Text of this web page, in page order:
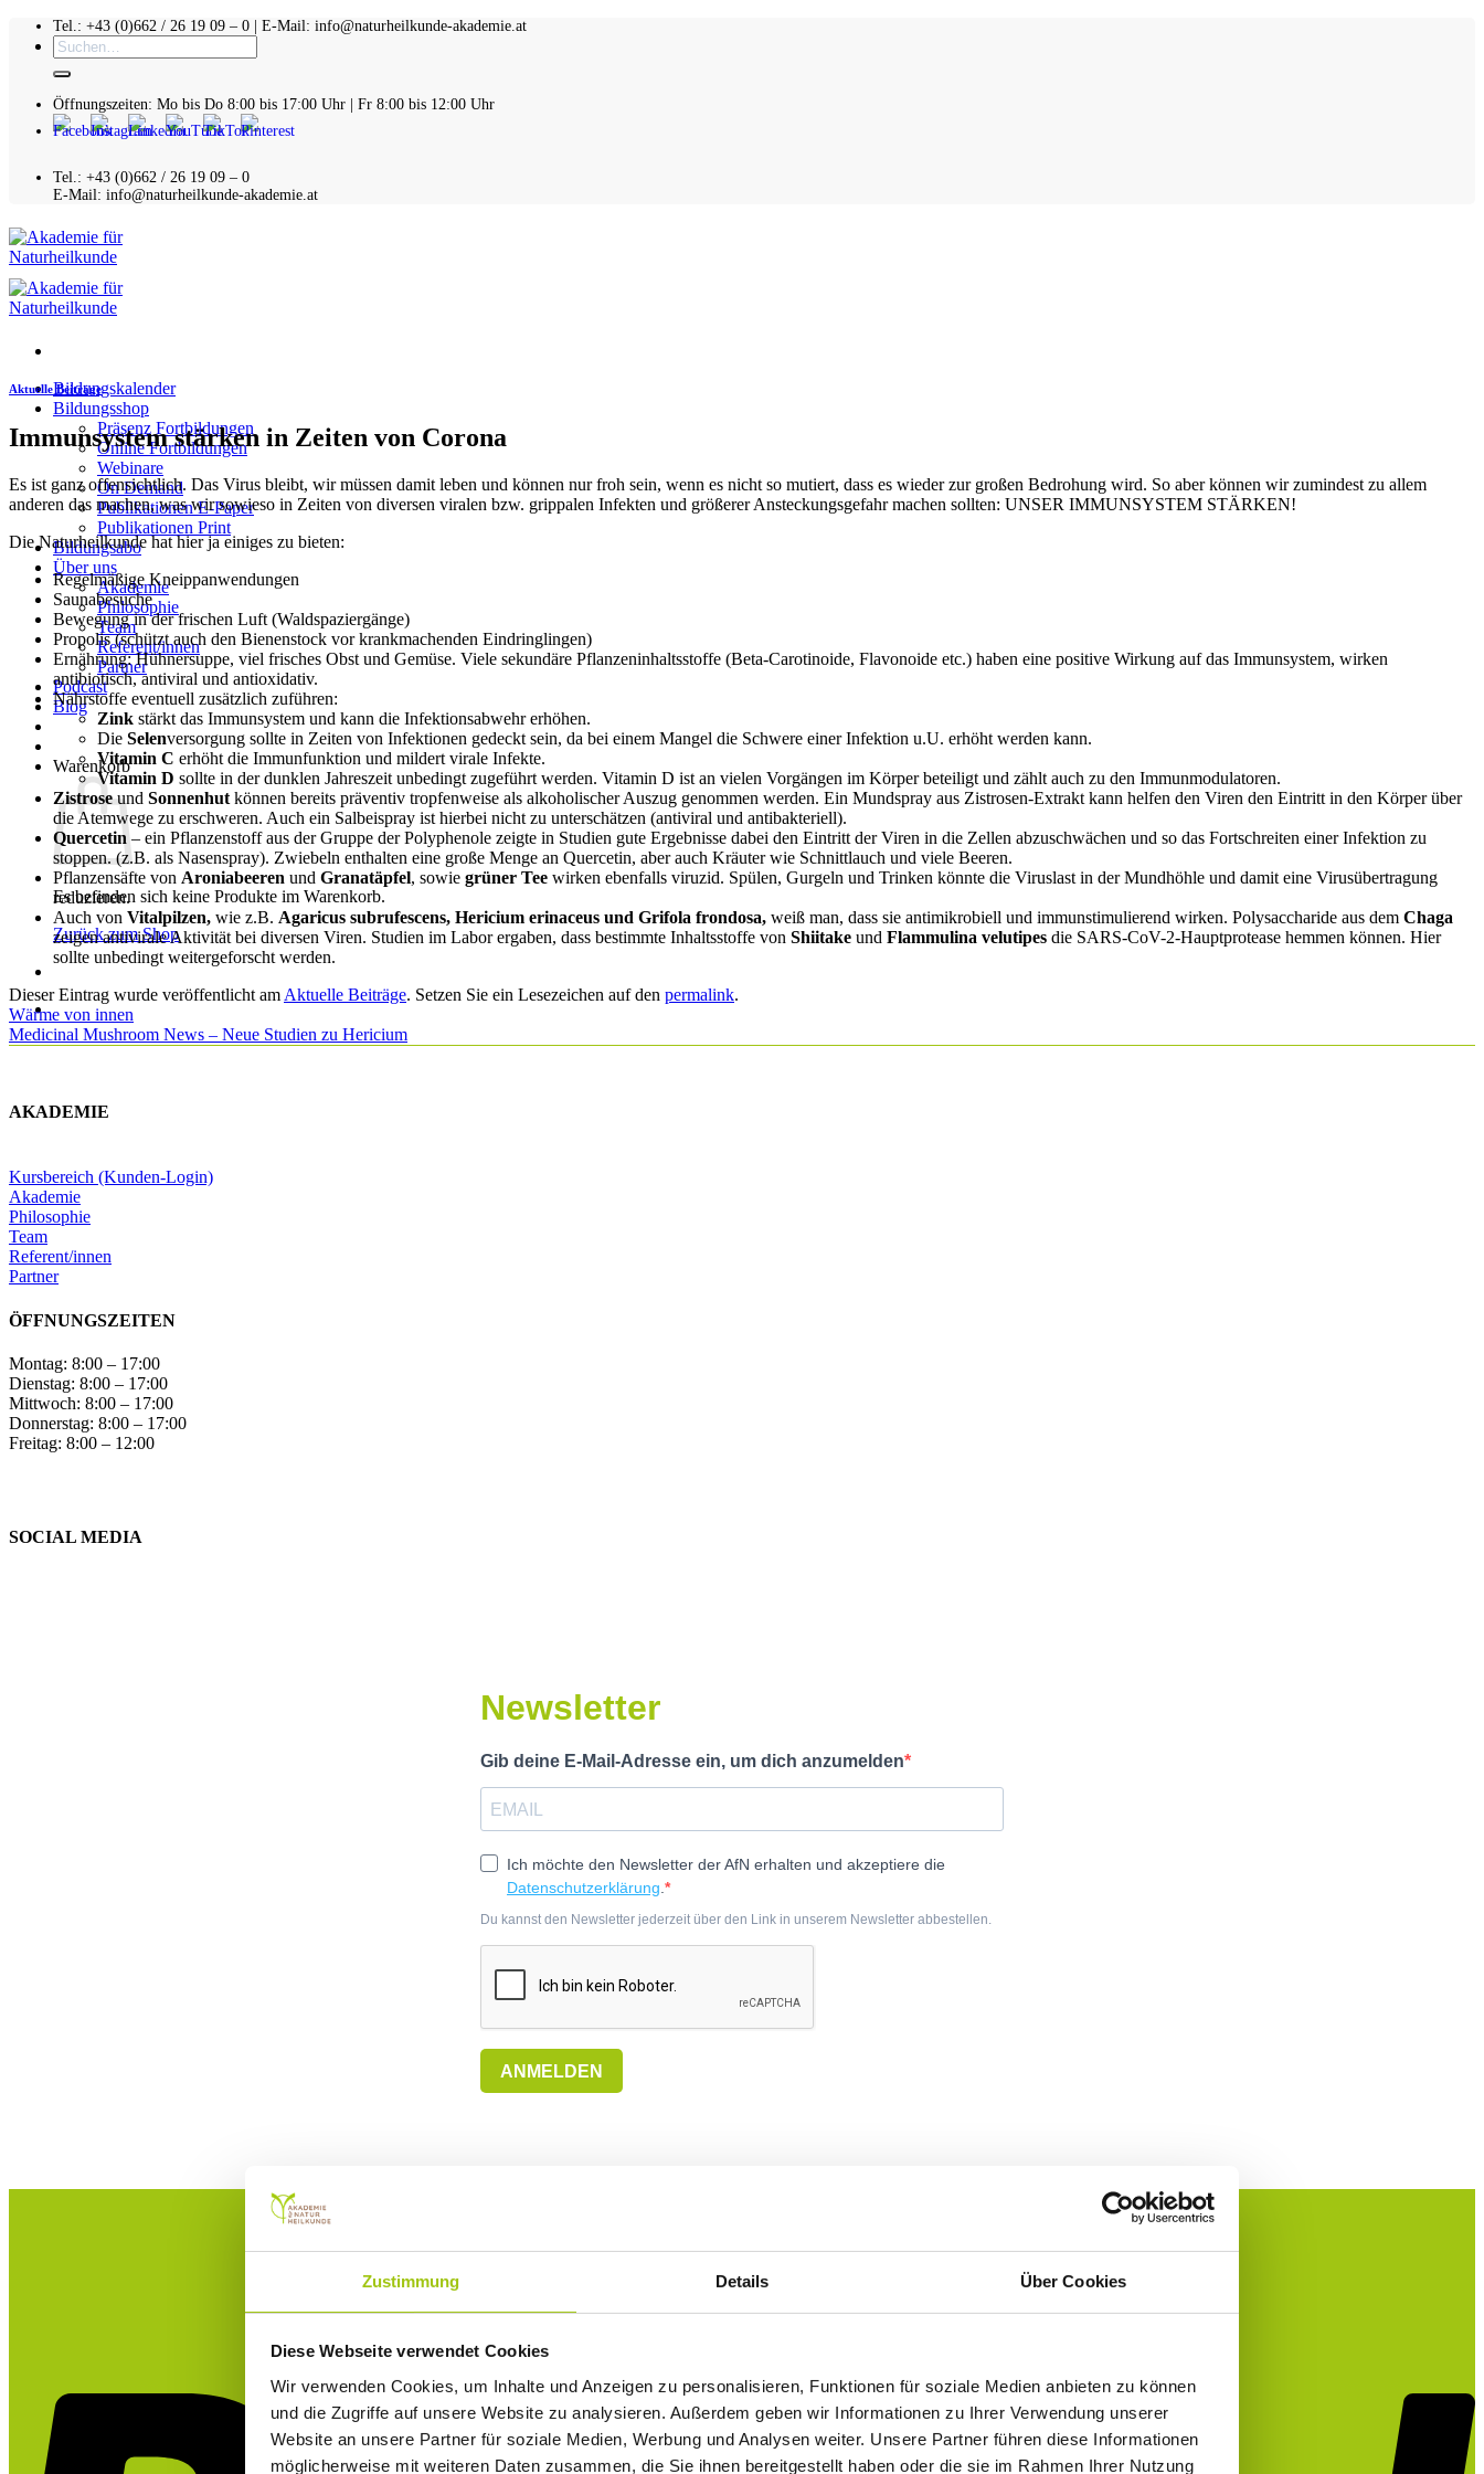
Zustimmung Details Über Cookies
Diese Webseite verwendet Cookies
Wir verwenden Cookies, um Inhalte und Anzeigen zu personalisieren, Funktionen für soziale Medien anbieten zu können
und die Zugriffe auf unsere Website zu analysieren. Außerdem geben wir Informationen zu Ihrer Verwendung unserer
Website an unsere Partner für soziale Medien, Werbung und Analysen weiter. Unsere Partner führen diese Informationen
möglicherweise mit weiteren Daten zusammen, die Sie ihnen bereitgestellt haben oder die sie im Rahmen Ihrer Nutzung
Zum
Inhalt
Tel.: +43 (0)662 / 26 19 09 – 0 | E-Mail: info@naturheilkunde-akademie.at
Suchen
nach:
Öffnungszeiten: Mo bis Do 8:00 bis 17:00 Uhr | Fr 8:00 bis 12:00 Uhr
Tel.: +43 (0)662 / 26 19 09 – 0
E-Mail: info@naturheilkunde-akademie.at
Bildungskalender
Bildungsshop
Präsenz Fortbildungen
Online Fortbildungen
Webinare
On Demand
Publikationen E-Paper
Publikationen Print
Bildungsabo
Über uns
Akademie
Philosophie
Team
Referent/innen
Partner
Podcast
Blog
Warenkorb
Es befinden sich keine Produkte im Warenkorb.
Zurück zum Shop
Aktuelle Beiträge
Immunsystem stärken in Zeiten von Corona
Es ist ganz offensichtlich. Das Virus bleibt, wir müssen damit leben und können nur froh sein, wenn es nicht so mutiert, dass es wieder zur großen Bedrohung wird. So aber können wir zumindest zu allem
anderen das machen, was wir sowieso in Zeiten von diversen viralen bzw. grippalen Infekten und größerer Ansteckungsgefahr machen sollten: UNSER IMMUNSYSTEM STÄRKEN!
Die Naturheilkunde hat hier ja einiges zu bieten:
Regelmäßige Kneippanwendungen
Saunabesuche
Bewegung in der frischen Luft (Waldspaziergänge)
Propolis (schützt auch den Bienenstock vor krankmachenden Eindringlingen)
Ernährung: Hühnersuppe, viel frisches Obst und Gemüse. Viele sekundäre Pflanzeninhaltsstoffe (Beta-Carotinoide, Flavonoide etc.) haben eine positive Wirkung auf das Immunsystem, wirken
antibiotisch, antiviral und antioxidativ.
Nährstoffe eventuell zusätzlich zuführen:
Zink stärkt das Immunsystem und kann die Infektionsabwehr erhöhen.
Die Selenversorgung sollte in Zeiten von Infektionen gedeckt sein, da bei einem Mangel die Schwere einer Infektion u.U. erhöht werden kann.
Vitamin C erhöht die Immunfunktion und mildert virale Infekte.
Vitamin D sollte in der dunklen Jahreszeit unbedingt zugeführt werden. Vitamin D ist an vielen Vorgängen im Körper beteiligt und zählt auch zu den Immunmodulatoren.
Zistroseund Sonnenhut können bereits präventiv tropfenweise als alkoholischer Auszug genommen werden. Ein Mundspray aus Zistrosen-Extrakt kann helfen den Viren den Eintritt in den Körper über
die Atemwege zu erschweren. Auch ein Salbeispray ist hierbei nicht zu unterschätzen (antiviral und antibakteriell).
Quercetin– ein Pflanzenstoff aus der Gruppe der Polyphenole zeigte in Studien gute Ergebnisse dabei den Eintritt der Viren in die Zellen abzuschwächen und so das Fortschreiten einer Infektion zu
stoppen. (z.B. als Nasenspray). Zwiebeln enthalten eine große Menge an Quercetin, aber auch Kräuter wie Schnittlauch und viele Beeren.
Pflanzensäfte von Aroniabeeren und Granatäpfel, sowie grüner Tee wirken ebenfalls viruzid. Spülen, Gurgeln und Trinken könnte die Viruslast in der Mundhöhle und damit eine Virusübertragung
reduzieren.
Auch von Vitalpilzen, wie z.B. Agaricus subrufescens, Hericium erinaceus und Grifola frondosa, weiß man, dass sie antimikrobiell und immunstimulierend wirken. Polysaccharide aus dem Chaga
zeigen antivirale Aktivität bei diversen Viren. Studien im Labor ergaben, dass bestimmte Inhaltsstoffe von Shiitake und Flammulina velutipes die SARS-CoV-2-Hauptprotease hemmen können. Hier
sollte unbedingt weitergeforscht werden.
Dieser Eintrag wurde veröffentlicht am Aktuelle Beiträge. Setzen Sie ein Lesezeichen auf den permalink.
Wärme von innen
Medicinal Mushroom News – Neue Studien zu Hericium
AKADEMIE
Kursbereich (Kunden-Login)
Akademie
Philosophie
Team
Referent/innen
Partner
ÖFFNUNGSZEITEN
Montag: 8:00 – 17:00
Dienstag: 8:00 – 17:00
Mittwoch: 8:00 – 17:00
Donnerstag: 8:00 – 17:00
Freitag: 8:00 – 12:00
SOCIAL MEDIA
Newsletter
Gib deine E-Mail-Adresse ein, um dich anzumelden
Ich möchte den Newsletter der AfN erhalten und akzeptiere die
Datenschutzerklärung.
Du kannst den Newsletter jederzeit über den Link in unserem Newsletter abbestellen.
ANMELDEN